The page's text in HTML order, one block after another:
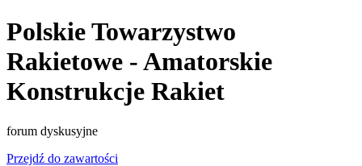
Polskie Towarzystwo
Rakietowe - Amatorskie
Konstrukcje Rakiet
forum dyskusyjne
Przejdź do zawartości